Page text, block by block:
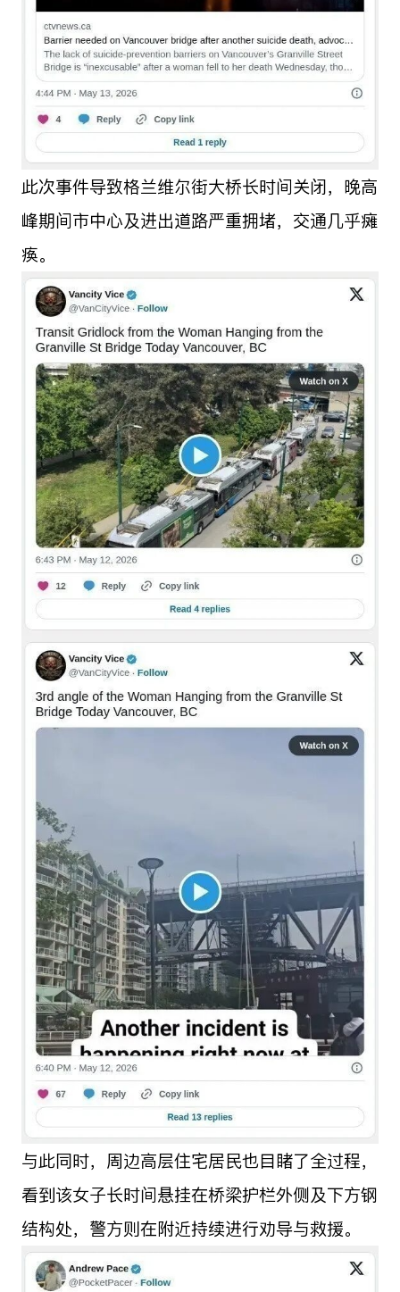
此次事件导致格兰维尔街大桥长时间关闭，晚高
峰期间市中心及进出道路严重拥堵，交通几乎瘫
痪。
与此同时，周边高层住宅居民也目睹了全过程，
看到该女子长时间悬挂在桥梁护栏外侧及下方钢
结构处，警方则在附近持续进行劝导与救援。